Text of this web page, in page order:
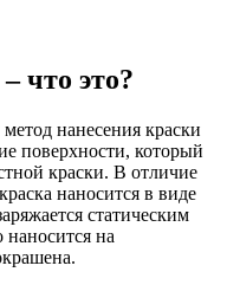
что это?
нанесения краски
поверхности, который
краски. В отличие
наносится в виде
статическим
наносится на